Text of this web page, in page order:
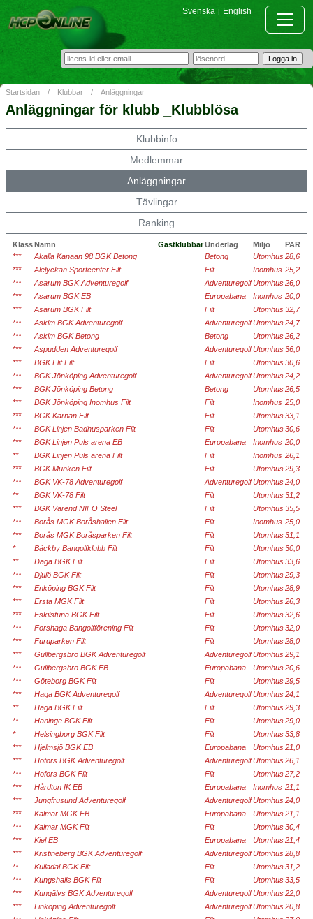
Svenska | English
Startsidan / Klubbar / Anläggningar
Anläggningar för klubb _Klubblösa
Klubbinfo
Medlemmar
Anläggningar
Tävlingar
Ranking
KlassNamn GästklubbarUnderlag Miljö
PAR
***
Akalla Kanaan 98 BGK Betong Betong Utomhus28,6
***
Alelyckan Sportcenter Filt Filt Inomhus 25,2
***
Asarum BGK Adventuregolf AdventuregolfUtomhus26,0
***
Asarum BGK EB Europabana Inomhus 20,0
***
Asarum BGK Filt Filt Utomhus32,7
***
Askim BGK Adventuregolf AdventuregolfUtomhus24,7
***
Askim BGK Betong Betong Utomhus26,2
***
Aspudden Adventuregolf AdventuregolfUtomhus36,0
***
BGK Elit Filt Filt Utomhus30,6
***
BGK Jönköping Adventuregolf AdventuregolfUtomhus24,2
***
BGK Jönköping Betong Betong Utomhus26,5
***
BGK Jönköping Inomhus Filt Filt Inomhus 25,0
***
BGK Kärnan Filt Filt Utomhus33,1
***
BGK Linjen Badhusparken Filt Filt Utomhus30,6
***
BGK Linjen Puls arena EB Europabana Inomhus 20,0
**
BGK Linjen Puls arena Filt Filt Inomhus 26,1
***
BGK Munken Filt Filt Utomhus29,3
***
BGK VK-78 Adventuregolf AdventuregolfUtomhus24,0
**
BGK VK-78 Filt Filt Utomhus31,2
***
BGK Värend NIFO Steel Filt Utomhus35,5
***
Borås MGK Boråshallen Filt Filt Inomhus 25,0
***
Borås MGK Boråsparken Filt Filt Utomhus31,1
*
Bäckby Bangolfklubb Filt Filt Utomhus30,0
**
Daga BGK Filt Filt Utomhus33,6
***
Djulö BGK Filt Filt Utomhus29,3
***
Enköping BGK Filt Filt Utomhus28,9
***
Ersta MGK Filt Filt Utomhus26,3
***
Eskilstuna BGK Filt Filt Utomhus32,6
***
Forshaga Bangolfförening Filt Filt Utomhus32,0
***
Furuparken Filt Filt Utomhus28,0
***
Gullbergsbro BGK Adventuregolf AdventuregolfUtomhus29,1
***
Gullbergsbro BGK EB Europabana Utomhus20,6
***
Göteborg BGK Filt Filt Utomhus29,5
***
Haga BGK Adventuregolf AdventuregolfUtomhus24,1
**
Haga BGK Filt Filt Utomhus29,3
**
Haninge BGK Filt Filt Utomhus29,0
*
Helsingborg BGK Filt Filt Utomhus33,8
***
Hjelmsjö BGK EB Europabana Utomhus21,0
***
Hofors BGK Adventuregolf AdventuregolfUtomhus26,1
***
Hofors BGK Filt Filt Utomhus27,2
***
Hårdton IK EB Europabana Inomhus 21,1
***
Jungfrusund Adventuregolf AdventuregolfUtomhus24,0
***
Kalmar MGK EB Europabana Utomhus21,1
***
Kalmar MGK Filt Filt Utomhus30,4
***
Kiel EB Europabana Utomhus21,4
***
Kristineberg BGK Adventuregolf AdventuregolfUtomhus28,8
**
Kulladal BGK Filt Filt Utomhus31,2
***
Kungshalls BGK Filt Filt Utomhus33,5
***
Kungälvs BGK Adventuregolf AdventuregolfUtomhus22,0
***
Linköping Adventuregolf AdventuregolfUtomhus20,8